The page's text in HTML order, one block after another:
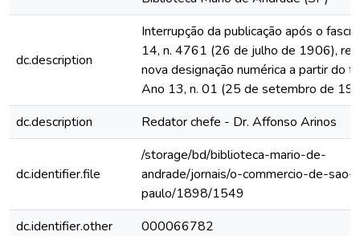
dc.description
Interrupção da publicação após o
14, n. 4761 (26 de julho de 1906),
nova designação numérica a partir do
Ano 13, n. 01 (25 de setembro de
dc.description
Redator chefe - Dr. Affonso Arinos
dc.identifier.file
/storage/bd/biblioteca-mario-de-
andrade/jornais/o-commercio-de-sao-
paulo/1898/1549
dc.identifier.other
000066782